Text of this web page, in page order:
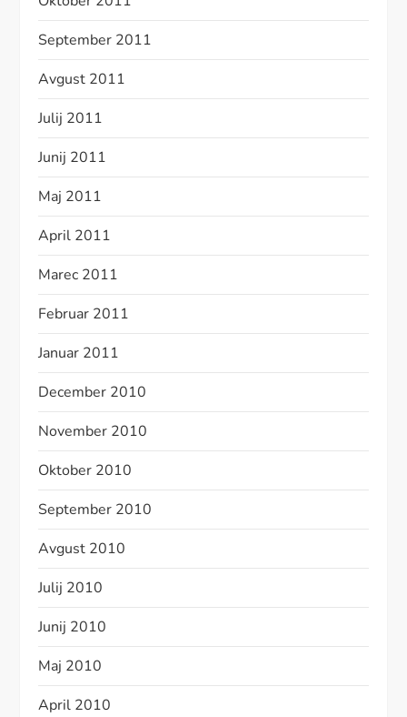
September 2011
Avgust 2011
Julij 2011
Junij 2011
Maj 2011
April 2011
Marec 2011
Februar 2011
Januar 2011
December 2010
November 2010
Oktober 2010
September 2010
Avgust 2010
Julij 2010
Junij 2010
Maj 2010
April 2010